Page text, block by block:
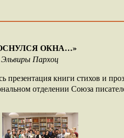
ОКНА…»
Пархоц
презентация книги стихов и
отделении Союза